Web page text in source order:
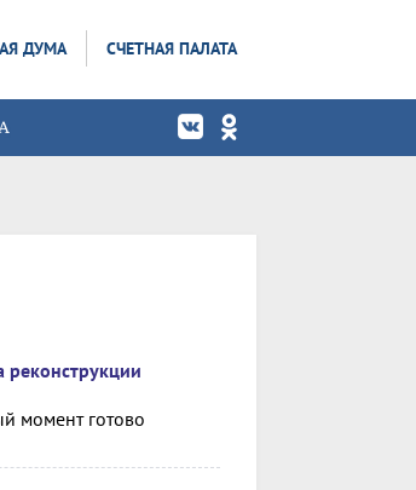
ДУМА СЧЕТНАЯ ПАЛАТА
реконструкции
момент готово